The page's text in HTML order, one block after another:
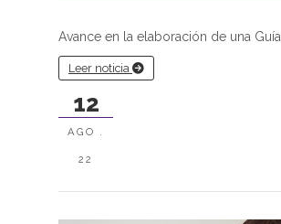
Avance en la elaboración de una Guía.
Leer noticia
12
AGO .
22